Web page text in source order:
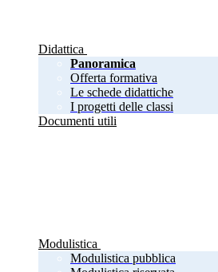
Didattica
Panoramica
Offerta formativa
Le schede didattiche
I progetti delle classi
Documenti utili
Modulistica
Modulistica pubblica